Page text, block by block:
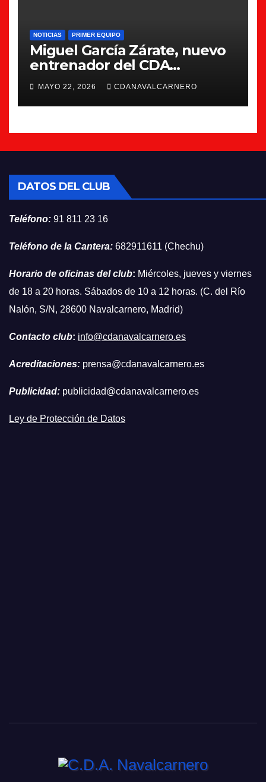
NOTICIAS PRIMER EQUIPO
Miguel García Zárate, nuevo
entrenador del CDA
Navalcarnero
MAYO 22, 2026 CDANAVALCARNERO
DATOS DEL CLUB
Teléfono: 91 811 23 16
Teléfono de la Cantera: 682911611 (Chechu)
Horario de oficinas del club: Miércoles, jueves y viernes
de 18 a 20 horas. Sábados de 10 a 12 horas. (C. del Río
Nalón, S/N, 28600 Navalcarnero, Madrid)
Contacto club: info@cdanavalcarnero.es
Acreditaciones: prensa@cdanavalcarnero.es
Publicidad: publicidad@cdanavalcarnero.es
Ley de Protección de Datos